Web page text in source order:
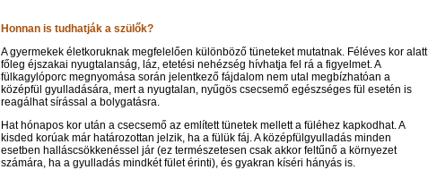
Honnan is tudhatják a szülők?
A gyermekek életkoruknak megfelelően különböző tüneteket mutatnak. Féléves kor alatt
főleg éjszakai nyugtalanság, láz, etetési nehézség hívhatja fel rá a figyelmet. A
fülkagylóporc megnyomása során jelentkező fájdalom nem utal megbízhatóan a
középfül gyulladására, mert a nyugtalan, nyűgös csecsemő egészséges fül esetén is
reagálhat sírással a bolygatásra.
Hat hónapos kor után a csecsemő az említett tünetek mellett a füléhez kapkodhat. A
kisded korúak már határozottan jelzik, ha a fülük fáj. A középfülgyulladás minden
esetben halláscsökkenéssel jár (ez természetesen csak akkor feltűnő a környezet
számára, ha a gyulladás mindkét fület érinti), és gyakran kíséri hányás is.